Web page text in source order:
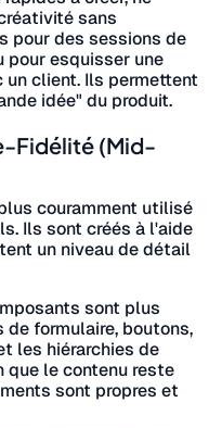
sans
pour des sessions de
pour esquisser une
un client. Ils permettent
idée" du produit.
Fidélité (Mid-
couramment utilisé
Ils sont créés à l'aide
un niveau de détail
sont plus
formulaire, boutons,
les hiérarchies de
le contenu reste
sont propres et